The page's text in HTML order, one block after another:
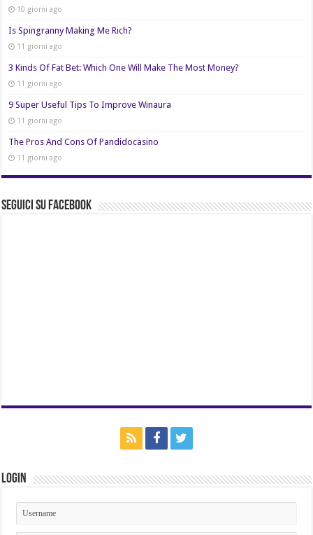
10 giorni ago
Is Spingranny Making Me Rich?
11 giorni ago
3 Kinds Of Fat Bet: Which One Will Make The Most Money?
11 giorni ago
9 Super Useful Tips To Improve Winaura
11 giorni ago
The Pros And Cons Of Pandidocasino
11 giorni ago
Seguici su Facebook
Login